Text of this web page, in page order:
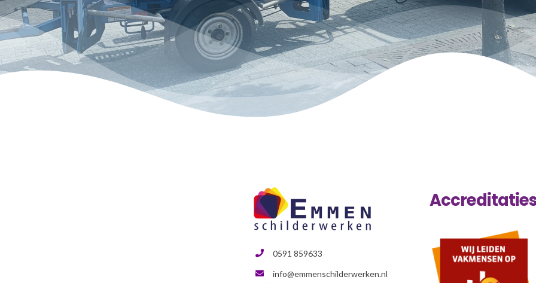
0591 859633
info@emmenschilderwerken.nl